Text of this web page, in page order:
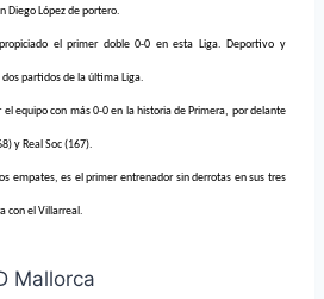
Diego López de portero.
el primer doble 0-0 en esta Liga. Deportivo y
partidos de la última Liga.
el equipo con más 0-0 en la historia de Primera, por delante
y Real Soc (167).
empates, es el primer entrenador sin derrotas en sus tres
con el Villarreal.
Mallorca